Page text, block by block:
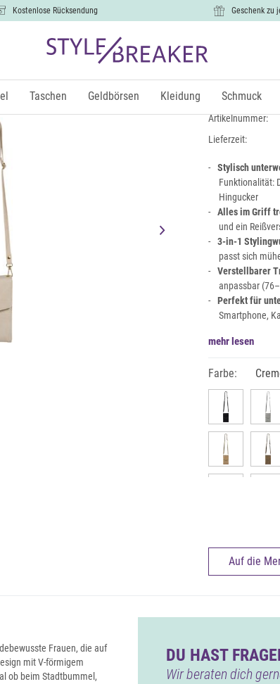
Kostenlose Rücksendung Geschenk zu
Taschen Geldbörsen Kleidung Schmuck
Mini
14,99 €
Artikelnummer:
Lieferzeit:
Stylisch
Funktionalität:
Hingucker
Alles im Griff
und ein
3-in-1
passt sich
Verstellbarer
anpassbar
Perfekt für
Smartphone,
mehr lesen
Farbe:
Auf die
Frauen, die auf
mit V-förmigem
ob beim Stadtbummel,
DU HAST
Wir beraten dich